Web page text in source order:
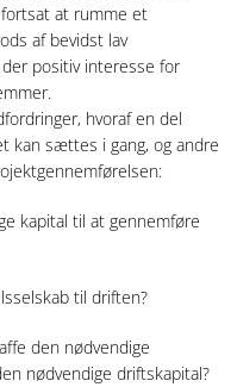
at rumme et
af bevidst lav
positiv interesse for
hvoraf en del
kan sættes i gang, og andre
kapital til at gennemføre
til driften?
den nødvendige
nødvendige driftskapital?